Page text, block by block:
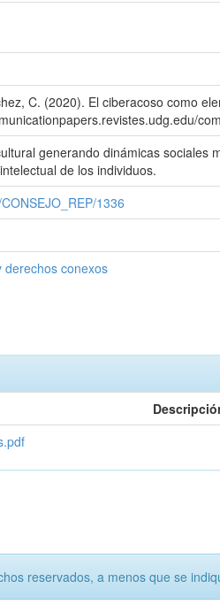
C. (2020). El ciberacoso como
generando dinámicas
de los individuos.
1336
derechos conexos
reservados, a menos que se